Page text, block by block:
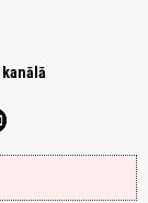
kanālā